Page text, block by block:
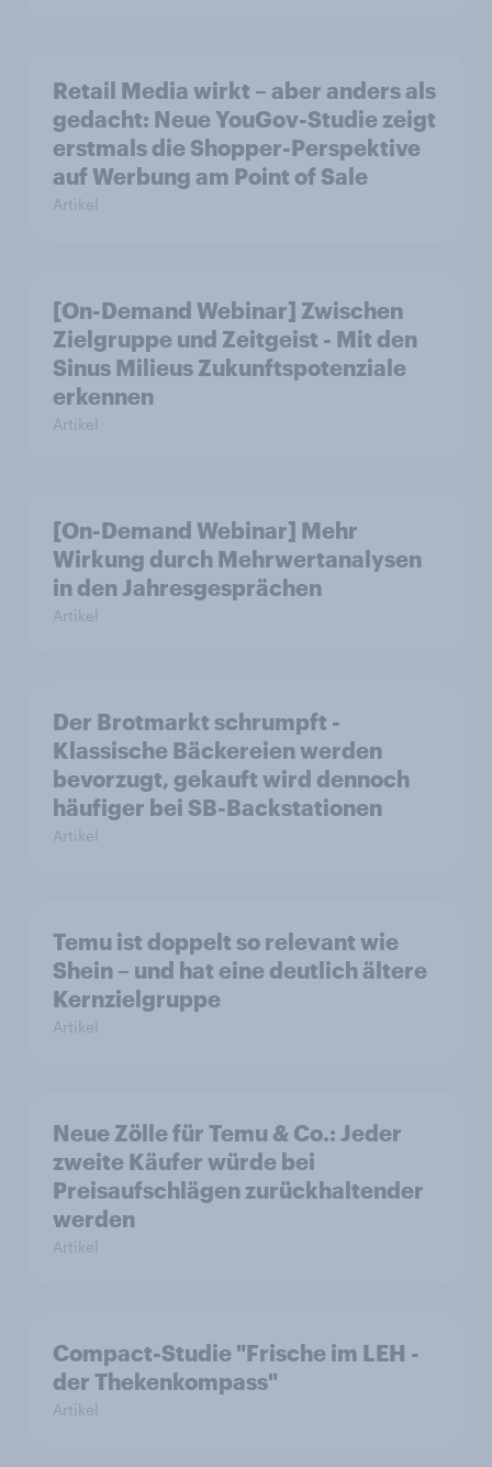
Retail Media wirkt – aber anders als
gedacht: Neue YouGov-Studie zeigt
erstmals die Shopper-Perspektive
auf Werbung am Point of Sale
Artikel
[On-Demand Webinar] Zwischen
Zielgruppe und Zeitgeist - Mit den
Sinus Milieus Zukunftspotenziale
erkennen
Artikel
[On-Demand Webinar] Mehr
Wirkung durch Mehrwertanalysen
in den Jahresgesprächen
Artikel
Der Brotmarkt schrumpft -
Klassische Bäckereien werden
bevorzugt, gekauft wird dennoch
häufiger bei SB-Backstationen
Artikel
Temu ist doppelt so relevant wie
Shein – und hat eine deutlich ältere
Kernzielgruppe
Artikel
Neue Zölle für Temu & Co.: Jeder
zweite Käufer würde bei
Preisaufschlägen zurückhaltender
werden
Artikel
Compact-Studie "Frische im LEH -
der Thekenkompass"
Artikel